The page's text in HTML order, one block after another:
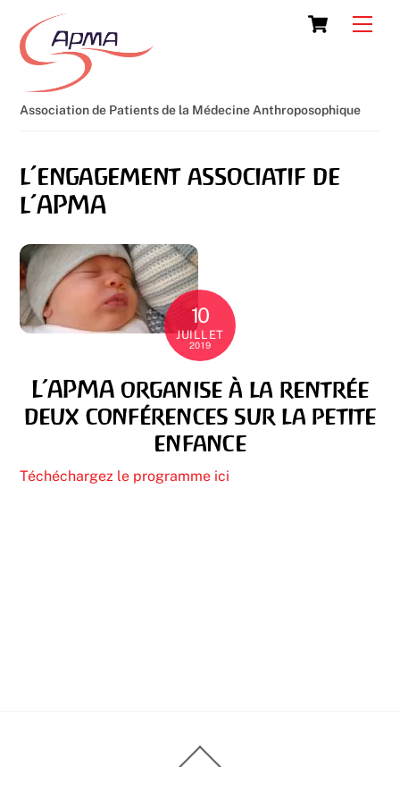
content
Cart
Association de Patients de la Médecine Anthroposophique
l’engagement associatif de
l’APMA
10
JUILLET
2019
L’APMA organise à la rentrée
deux conférences sur la petite
enfance
Téchéchargez le programme ici
To